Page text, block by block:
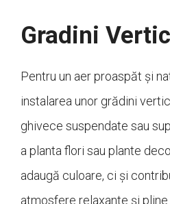
Gradini
Pentru un aer proaspăt și
instalarea unor grădini
ghivece suspendate sau
a planta flori sau plante
adaugă culoare, ci și
atmosfere relaxante și pline